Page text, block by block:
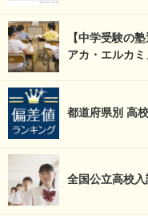
【中学受験の
アカ・エルカ
都道府県別 高
全国公立高校入